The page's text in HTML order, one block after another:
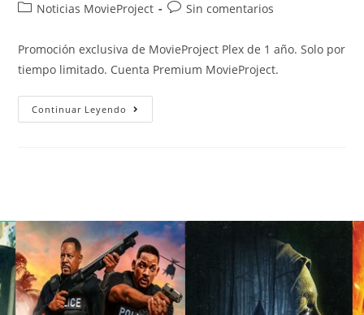
Noticias MovieProject
Sin comentarios
Promoción exclusiva de MovieProject Plex de 1 año. Solo por
tiempo limitado. Cuenta Premium MovieProject.
Continuar Leyendo